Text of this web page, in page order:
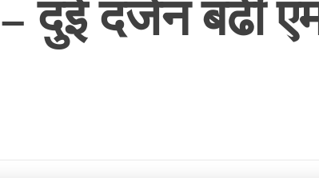
दुई दर्जन बढी